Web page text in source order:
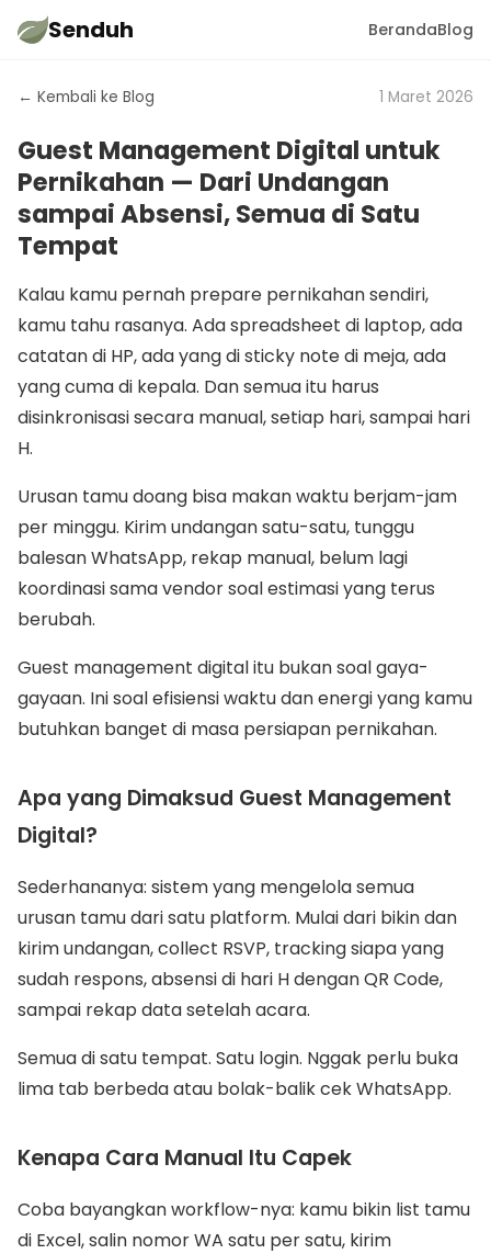
Senduh BerandaBlog
← Kembali ke Blog 1 Maret 2026
Guest Management Digital untuk
Pernikahan — Dari Undangan
sampai Absensi, Semua di Satu
Tempat
Kalau kamu pernah prepare pernikahan sendiri,
kamu tahu rasanya. Ada spreadsheet di laptop, ada
catatan di HP, ada yang di sticky note di meja, ada
yang cuma di kepala. Dan semua itu harus
disinkronisasi secara manual, setiap hari, sampai hari
H.
Urusan tamu doang bisa makan waktu berjam-jam
per minggu. Kirim undangan satu-satu, tunggu
balesan WhatsApp, rekap manual, belum lagi
koordinasi sama vendor soal estimasi yang terus
berubah.
Guest management digital itu bukan soal gaya-
gayaan. Ini soal efisiensi waktu dan energi yang kamu
butuhkan banget di masa persiapan pernikahan.
Apa yang Dimaksud Guest Management
Digital?
Sederhananya: sistem yang mengelola semua
urusan tamu dari satu platform. Mulai dari bikin dan
kirim undangan, collect RSVP, tracking siapa yang
sudah respons, absensi di hari H dengan QR Code,
sampai rekap data setelah acara.
Semua di satu tempat. Satu login. Nggak perlu buka
lima tab berbeda atau bolak-balik cek WhatsApp.
Kenapa Cara Manual Itu Capek
Coba bayangkan workflow-nya: kamu bikin list tamu
di Excel, salin nomor WA satu per satu, kirim